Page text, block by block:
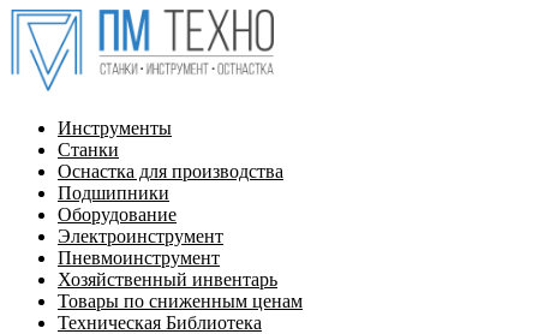
Инструменты
Станки
Оснастка для производства
Подшипники
Оборудование
Электроинструмент
Пневмоинструмент
Хозяйственный инвентарь
Товары по сниженным ценам
Техническая Библиотека